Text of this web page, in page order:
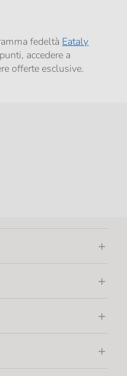
fedeltà Eataly
accedere a
offerte esclusive.